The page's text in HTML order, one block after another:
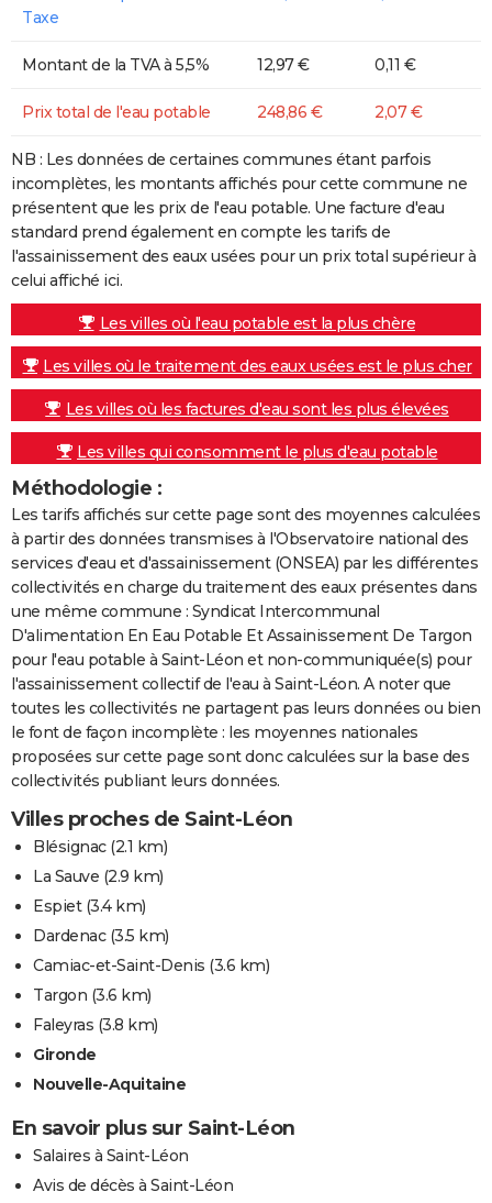
Taxe
Montant de la TVA à 5,5% 12,97 € 0,11 €
Prix total de l'eau potable 248,86 € 2,07 €
NB : Les données de certaines communes étant parfois
incomplètes, les montants affichés pour cette commune ne
présentent que les prix de l'eau potable. Une facture d'eau
standard prend également en compte les tarifs de
l'assainissement des eaux usées pour un prix total supérieur à
celui affiché ici.
Les villes où l'eau potable est la plus chère
Les villes où le traitement des eaux usées est le plus cher
Les villes où les factures d'eau sont les plus élevées
Les villes qui consomment le plus d'eau potable
Méthodologie :
Les tarifs affichés sur cette page sont des moyennes calculées
à partir des données transmises à l'Observatoire national des
services d'eau et d'assainissement (ONSEA) par les différentes
collectivités en charge du traitement des eaux présentes dans
une même commune : Syndicat Intercommunal
D'alimentation En Eau Potable Et Assainissement De Targon
pour l'eau potable à Saint-Léon et non-communiquée(s) pour
l'assainissement collectif de l'eau à Saint-Léon. A noter que
toutes les collectivités ne partagent pas leurs données ou bien
le font de façon incomplète : les moyennes nationales
proposées sur cette page sont donc calculées sur la base des
collectivités publiant leurs données.
Villes proches de Saint-Léon
Blésignac(2.1 km)
La Sauve (2.9 km)
Espiet(3.4 km)
Dardenac(3.5 km)
Camiac-et-Saint-Denis (3.6 km)
Targon (3.6 km)
Faleyras (3.8 km)
Gironde
Nouvelle-Aquitaine
En savoir plus sur Saint-Léon
Salaires à Saint-Léon
Avis de décès à Saint-Léon